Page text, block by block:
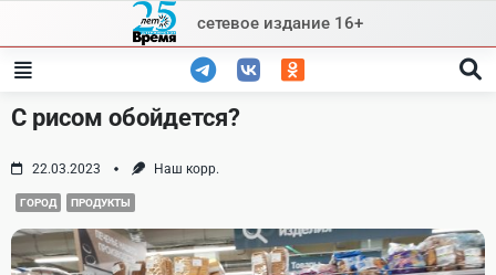
content
сетевое издание 16+
С рисом обойдется?
22.03.2023 Наш корр.
ГОРОД ПРОДУКТЫ